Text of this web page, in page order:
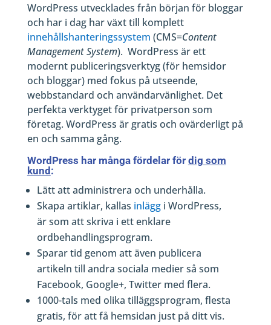
WordPress utvecklades från början för bloggar
och har i dag har växt till komplett
innehållshanteringssystem (CMS=Content
Management System). WordPress är ett
modernt publiceringsverktyg (för hemsidor
och bloggar) med fokus på utseende,
webbstandard och användarvänlighet. Det
perfekta verktyget för privatperson som
företag. WordPress är gratis och ovärderligt på
en och samma gång.
WordPress har många fördelar för dig som
kund:
Lätt att administrera och underhålla.
Skapa artiklar, kallas inläggi WordPress,
är som att skriva i ett enklare
ordbehandlingsprogram.
Sparar tid genom att även publicera
artikeln till andra sociala medier så som
Facebook, Google+, Twitter med flera.
1000-tals med olika tilläggsprogram, flesta
gratis, för att få hemsidan just på ditt vis.